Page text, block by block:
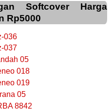
Softcover Harga
Rp5000
036
037
05
018
019
05
8842